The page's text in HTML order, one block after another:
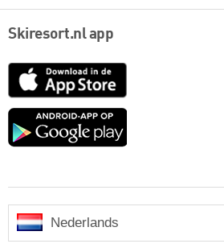
Skiresort.nl app
App
Google
Nederlands